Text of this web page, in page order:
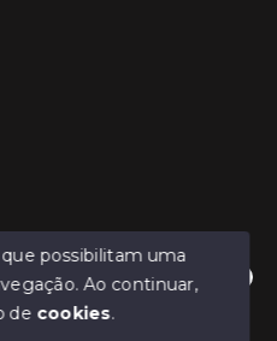
- Todos os direitos
para te ajudar.
que possibilitam uma
Ao continuar,
de cookies.